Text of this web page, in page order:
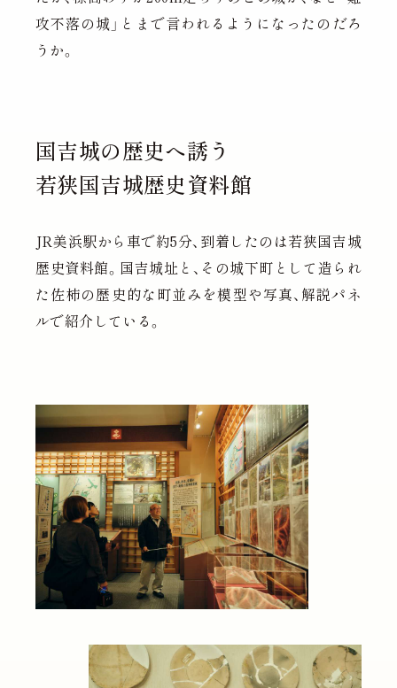
攻不落の城」とまで言われるようになったのだろ
うか。
国吉城の歴史へ誘う
若狭国吉城歴史資料館
JR美浜駅から車で約5分、到着したのは若狭国吉城
歴史資料館。国吉城址と、その城下町として造られ
た佐柿の歴史的な町並みを模型や写真、解説パネ
ルで紹介している。